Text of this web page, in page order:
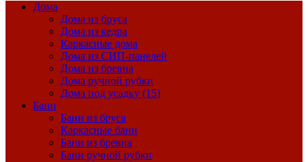
Дома
Дома из бруса
Дома из кедра
Каркасные дома
Дома из СИП-панелей
Дома из бревна
Дома ручной рубки
Дома под усадку (15)
Бани
Бани из бруса
Каркасные бани
Бани из бревна
Бани ручной рубки